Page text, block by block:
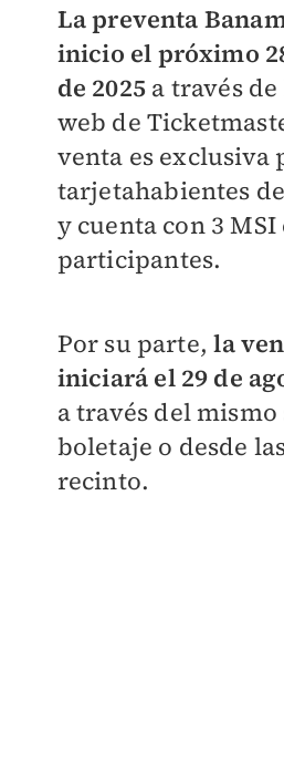
La preventa
inicio el próximo
de 2025a través
web de
venta es exclusiva
tarjetahabientes
y cuenta con 3
participantes.
Por su parte, la
iniciará el 29 de
a través del mismo
boletaje o desde
recinto.